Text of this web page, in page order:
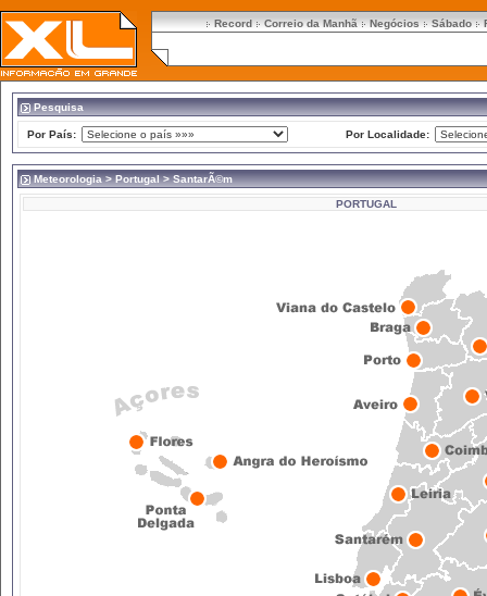
Record Correio da Manhã Negócios Sábado
Pesquisa
Por País: Por Localidade:
Meteorologia>Portugal> SantarÃ©m
PORTUGAL